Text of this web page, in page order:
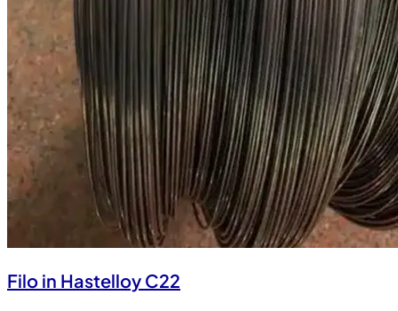
Filo in Hastelloy C22